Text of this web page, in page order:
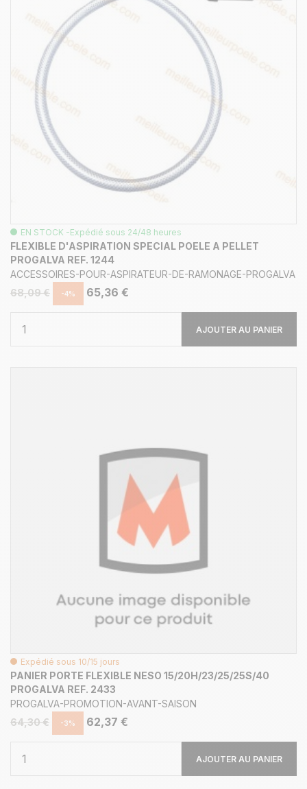
EN STOCK -Expédié sous 24/48 heures
FLEXIBLE D'ASPIRATION SPECIAL POELE A PELLET
PROGALVA REF. 1244
ACCESSOIRES-POUR-ASPIRATEUR-DE-RAMONAGE-PROGALVA
68,09 €
-4% 65,36 €
AJOUTER AU PANIER
Expédié sous 10/15 jours
PANIER PORTE FLEXIBLE NESO 15/20H/23/25/25S/40
PROGALVA REF. 2433
PROGALVA-PROMOTION-AVANT-SAISON
64,30 €
-3% 62,37 €
AJOUTER AU PANIER